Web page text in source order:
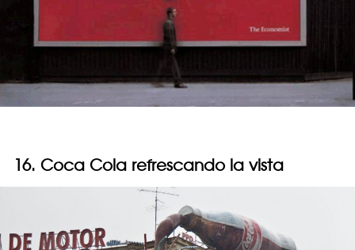
16. Coca Cola refrescando la vista